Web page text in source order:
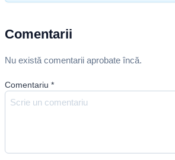
Comentarii
Nu există comentarii aprobate încă.
Comentariu *